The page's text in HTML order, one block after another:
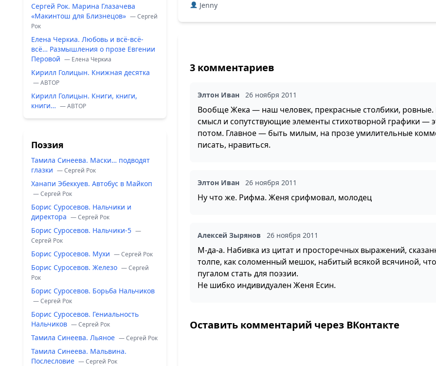
Сергей Рок. Марина Глазачева
«Макинтош для Близнецов» — Сергей
Рок
Елена Черкиа. Любовь и всё-всё-
всё… Размышления о прозе Евгении
Перовой — Елена Черкиа
Кирилл Голицын. Книжная десятка
— ABTOP
Кирилл Голицын. Книги, книги,
книги… — ABTOP
Поэзия
Тамила Синеева. Маски… подводят
глазки — Сергей Рок
Ханапи Эбеккуев. Автобус в Майкоп
— Сергей Рок
Борис Суросевов. Нальчики и
директора — Сергей Рок
Борис Суросевов. Нальчики-5 —
Сергей Рок
Борис Суросевов. Мухи — Сергей Рок
Борис Суросевов. Железо — Сергей
Рок
Борис Суросевов. Борьба Нальчиков
— Сергей Рок
Борис Суросевов. Гениальность
Нальчиков — Сергей Рок
Тамила Синеева. Льяное — Сергей Рок
Тамила Синеева. Мальвина.
Послесловие — Сергей Рок
Jenny
3 комментариев
Элтон Иван 26 ноября 2011
Вообще Жека — наш человек, прекрасные столбики,
смысл и сопутствующие элементы стихотворной графики —
потом. Главное — быть милым, на прозе умилительные
писать, нравиться.
Элтон Иван 26 ноября 2011
Ну что же. Рифма. Женя срифмовал, молодец
Алексей Зырянов 26 ноября 2011
М-да-а. Набивка из цитат и просторечных выражений,
толпе, как соломенный мешок, набитый всякой всячиной,
пугалом стать для поэзии.
Не шибко индивидуален Женя Есин.
Оставить комментарий через ВКонтакте